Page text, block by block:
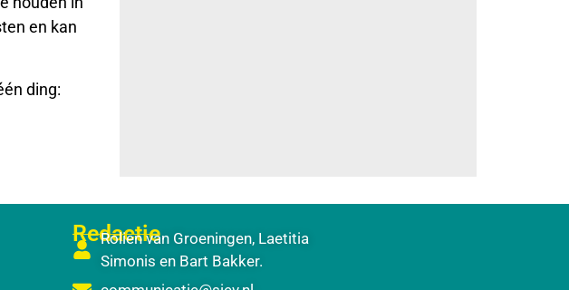
en kan
ding:
Redactie
Rolien van Groeningen, Laetitia
Simonis en Bart Bakker.